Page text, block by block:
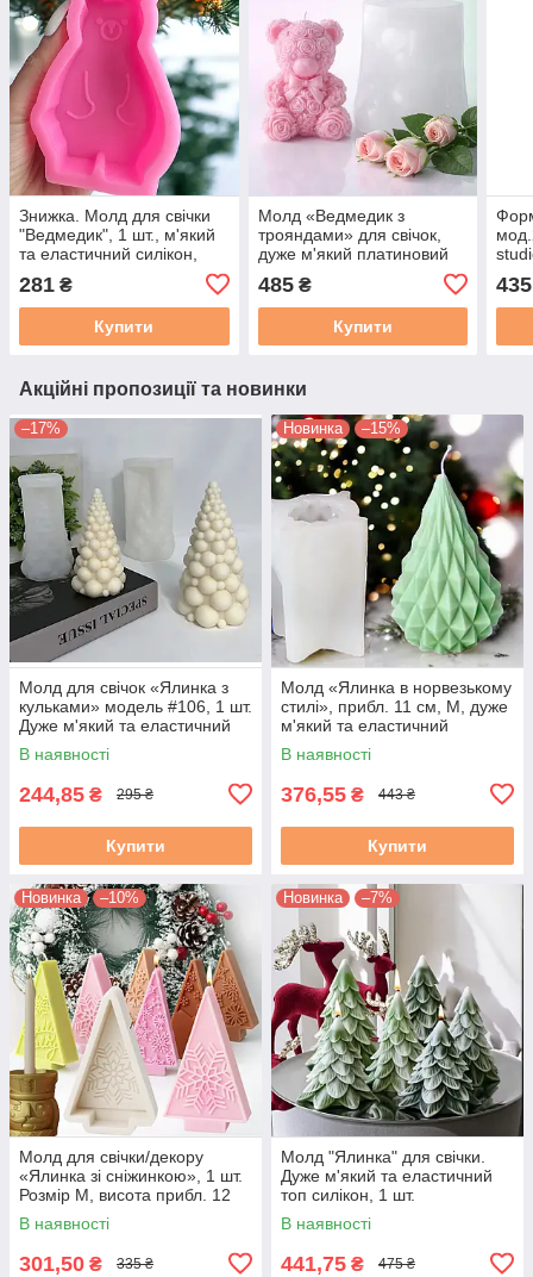
Знижка. Молд для свічки
"Ведмедик", 1 шт., м'який
та еластичний силікон,
281 ₴
Купити
Молд «Ведмедик з
трояндами» для свічок,
дуже м'який платиновий
5435
485₴
Купити
435
Акційні пропозиції та новинки
–17%
Молд для свічок «Ялинка з
кульками» модель #106, 1 шт.
Дуже м'який та еластичний
силікон
В наявності
244,85 ₴ 295 ₴
Купити
Новинка –15%
Молд «Ялинка в норвезькому
стилі», прибл. 11 см, М, дуже
м'який та еластичний
силікон, 1 шт.
В наявності
376,55 ₴ 443 ₴
Купити
Новинка –10%
Молд для свічки/декору
«Ялинка зі сніжинкою», 1 шт.
Розмір М, висота прибл. 12
см
В наявності
301,50 ₴ 335 ₴
Новинка –7%
Молд "Ялинка" для свічки.
Дуже м'який та еластичний
топ силікон, 1 шт.
В наявності
441,75 ₴ 475 ₴